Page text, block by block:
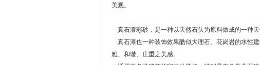
美观。
真石漆彩砂，是一种以天然石头为原料做成的一种
真石漆也一种装饰效果酷似大理石、花岗岩的水性
雅、和谐、庄重之美感。